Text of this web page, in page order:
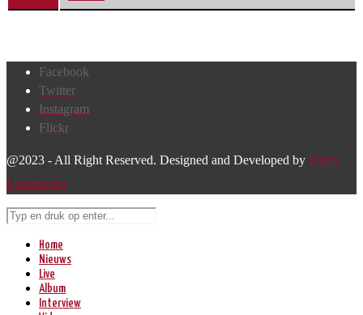
Facebook
Twitter
Instagram
Flickr
@2023 - All Right Reserved. Designed and Developed by Harm
Lourenssen
Home
Nieuws
Live
Album
Interview